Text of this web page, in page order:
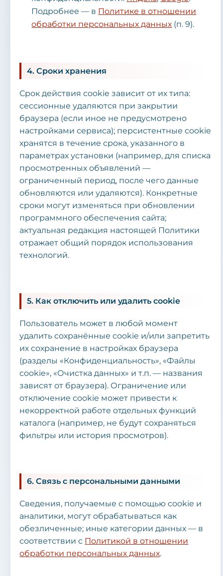
Подробнее — в Политике в отношении
обработки персональных данных (п. 9).
4. Сроки хранения
Срок действия cookie зависит от их типа:
сессионные удаляются при закрытии
браузера (если иное не предусмотрено
настройками сервиса); персистентные cookie
хранятся в течение срока, указанного в
параметрах установки (например, для списка
просмотренных объявлений —
ограниченный период, после чего данные
обновляются или удаляются). Конкретные
сроки могут изменяться при обновлении
программного обеспечения сайта;
актуальная редакция настоящей Политики
отражает общий порядок использования
технологий.
5. Как отключить или удалить cookie
Пользователь может в любой момент
удалить сохранённые cookie и/или запретить
их сохранение в настройках браузера
(разделы «Конфиденциальность», «Файлы
cookie», «Очистка данных» и т.п. — названия
зависят от браузера). Ограничение или
отключение cookie может привести к
некорректной работе отдельных функций
каталога (например, не будут сохраняться
фильтры или история просмотров).
6. Связь с персональными данными
Сведения, получаемые с помощью cookie и
аналитики, могут обрабатываться как
обезличенные; иные категории данных — в
соответствии с Политикой в отношении
обработки персональных данных.